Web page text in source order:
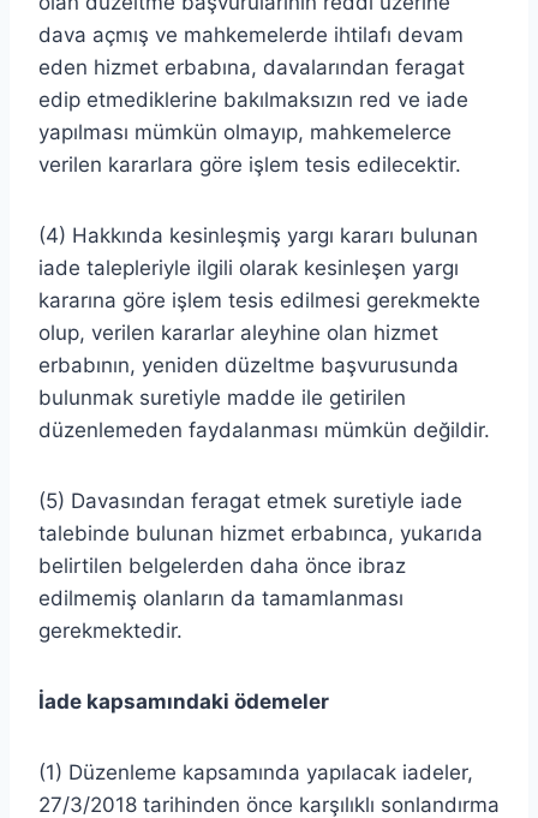
dava açmış ve mahkemelerde ihtilafı devam
eden hizmet erbabına, davalarından feragat
edip etmediklerine bakılmaksızın red ve iade
yapılması mümkün olmayıp, mahkemelerce
verilen kararlara göre işlem tesis edilecektir.
(4) Hakkında kesinleşmiş yargı kararı bulunan
iade talepleriyle ilgili olarak kesinleşen yargı
kararına göre işlem tesis edilmesi gerekmekte
olup, verilen kararlar aleyhine olan hizmet
erbabının, yeniden düzeltme başvurusunda
bulunmak suretiyle madde ile getirilen
düzenlemeden faydalanması mümkün değildir.
(5) Davasından feragat etmek suretiyle iade
talebinde bulunan hizmet erbabınca, yukarıda
belirtilen belgelerden daha önce ibraz
edilmemiş olanların da tamamlanması
gerekmektedir.
İade kapsamındaki ödemeler
(1) Düzenleme kapsamında yapılacak iadeler,
27/3/2018 tarihinden önce karşılıklı sonlandırma